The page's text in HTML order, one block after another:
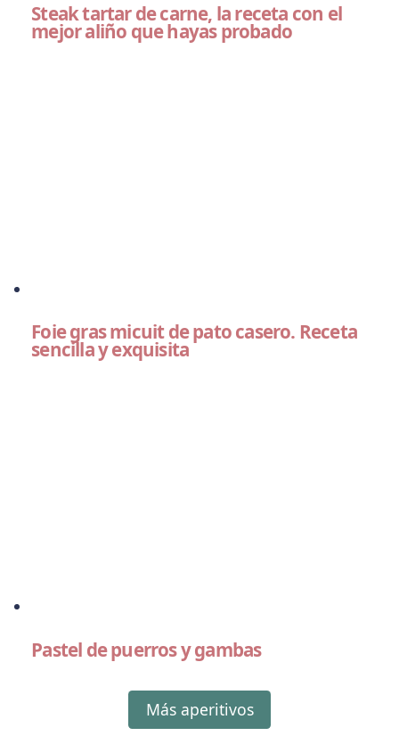
Steak tartar de carne, la receta con el
mejor aliño que hayas probado
Foie gras micuit de pato casero. Receta
sencilla y exquisita
Pastel de puerros y gambas
Más aperitivos